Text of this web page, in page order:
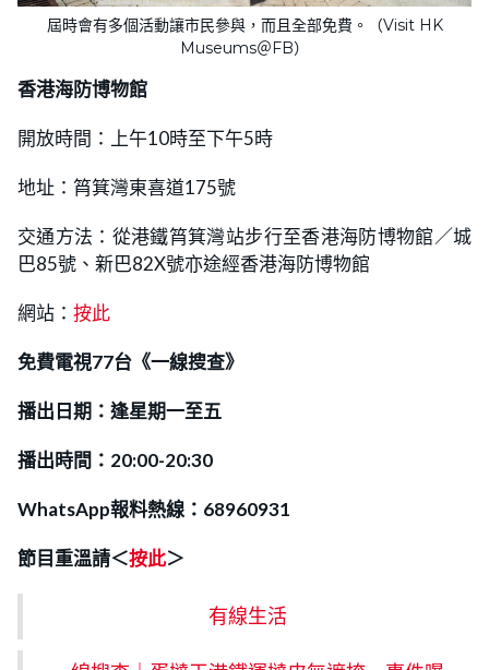
屆時會有多個活動讓市民參與，而且全部免費。（Visit HK
Museums＠FB）
香港海防博物館
開放時間：上午10時至下午5時
地址：筲箕灣東喜道175號
交通方法：從港鐵筲箕灣站步行至香港海防博物館／城
巴85號、新巴82X號亦途經香港海防博物館
網站： 按此
免費電視77台《一線搜查》
播出日期：逢星期一至五
播出時間：20:00-20:30
WhatsApp報料熱線：68960931
節目重溫請＜按此＞
有線生活